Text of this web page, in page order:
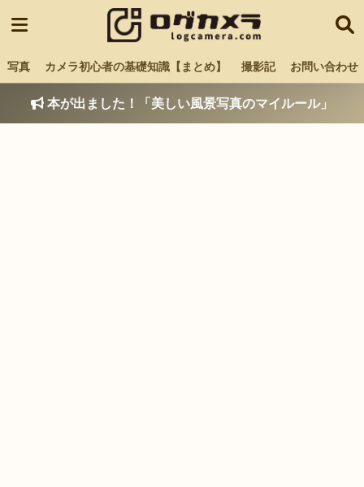
写真 カメラ初心者の基礎知識【まとめ】 撮影記 お問い合わせ
本が出ました！「美しい風景写真のマイルール」